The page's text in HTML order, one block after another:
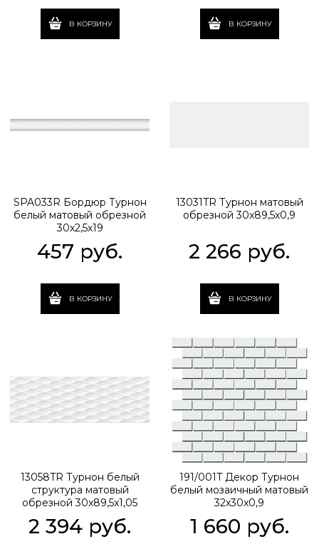
В КОРЗИНУ В КОРЗИНУ
SPA033R Бордюр Турнон
белый матовый обрезной
30х2,5х19
457 руб.
В КОРЗИНУ
13031TR Турнон матовый
обрезной 30x89,5x0,9
2 266 руб.
В КОРЗИНУ
13058TR Турнон белый
структура матовый
обрезной 30x89,5x1,05
2 394 руб.
191/001T Декор Турнон
белый мозаичный матовый
32x30x0,9
1 660 руб.